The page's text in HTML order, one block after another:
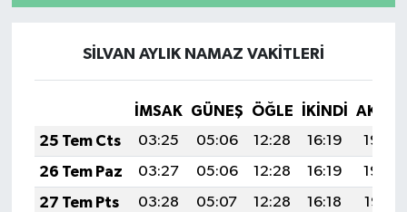
SİLVAN AYLIK NAMAZ VAKITLERI
İMSAK GÜNEŞ ÖĞLE İKINDI
25 Tem Cts
03:25 05:06 12:28 16:19
19:40
26 Tem Paz
03:27 05:06 12:28 16:19
19:39
27 Tem Pts
03:28 05:07 12:28 16:18
19:38